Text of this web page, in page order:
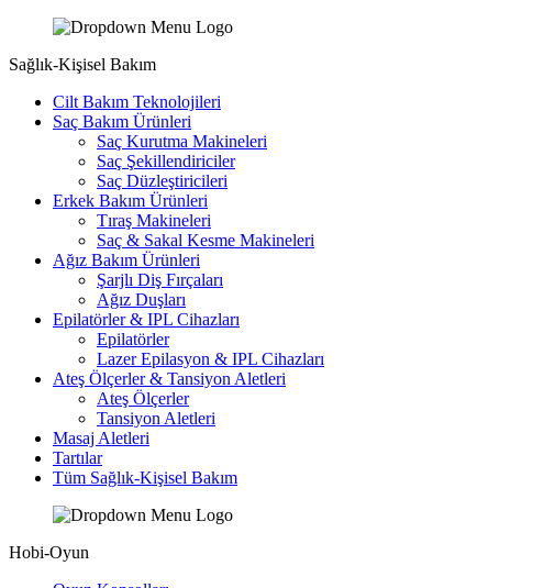
Sağlık-Kişisel Bakım
Cilt Bakım Teknolojileri
Saç Bakım Ürünleri
Saç Kurutma Makineleri
Saç Şekillendiriciler
Saç Düzleştiricileri
Erkek Bakım Ürünleri
Tıraş Makineleri
Saç & Sakal Kesme Makineleri
Ağız Bakım Ürünleri
Şarjlı Diş Fırçaları
Ağız Duşları
Epilatörler & IPL Cihazları
Epilatörler
Lazer Epilasyon & IPL Cihazları
Ateş Ölçerler & Tansiyon Aletleri
Ateş Ölçerler
Tansiyon Aletleri
Masaj Aletleri
Tartılar
Tüm Sağlık-Kişisel Bakım
Hobi-Oyun